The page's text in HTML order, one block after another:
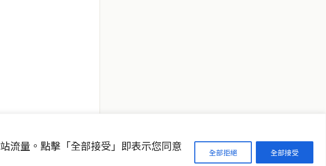
流量。點擊「全部接受」即表示您同意
全部拒絕 全部接受
THAI CHINESE NEWS